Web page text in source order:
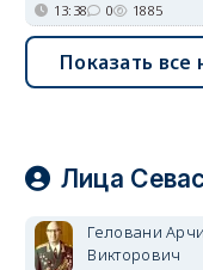
13:38 0 1885
Показать все
Лица
Геловани
Викторович